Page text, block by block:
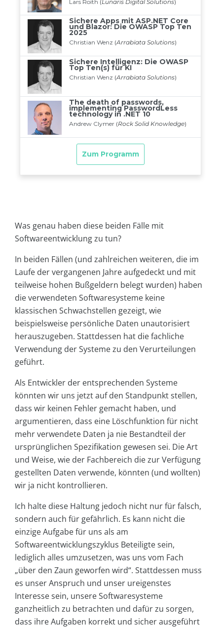
Was genau haben diese beiden Fälle mit
Softwareentwicklung zu tun?
In beiden Fällen (und zahlreichen weiteren, die im
Laufe der vergangenen Jahre aufgedeckt und mit
teilweise hohen Bußgeldern belegt wurden) haben
die verwendeten Softwaresysteme keine
klassischen Schwachstellen gezeigt, wie
beispielsweise persönliche Daten unautorisiert
herauszugeben. Stattdessen hat die fachliche
Verwendung der Systeme zu den Verurteilungen
geführt.
Als Entwickler der entsprechenden Systeme
könnten wir uns jetzt auf den Standpunkt stellen,
dass wir keinen Fehler gemacht haben, und
argumentieren, dass eine Löschfunktion für nicht
mehr verwendete Daten ja nie Bestandteil der
ursprünglichen Spezifikation gewesen sei. Die Art
und Weise, wie der Fachbereich die zur Verfügung
gestellten Daten verwende, könnten (und wollten)
wir ja nicht kontrollieren.
Ich halte diese Haltung jedoch nicht nur für falsch,
sondern auch für gefährlich. Es kann nicht die
einzige Aufgabe für uns als am
Softwareentwicklungszyklus Beteiligte sein,
lediglich alles umzusetzen, was uns vom Fach
„über den Zaun geworfen wird“. Stattdessen muss
es unser Anspruch und unser ureigenstes
Interesse sein, unsere Softwaresysteme
ganzheitlich zu betrachten und dafür zu sorgen,
dass ihre Aufgaben korrekt und sicher ausgeführt